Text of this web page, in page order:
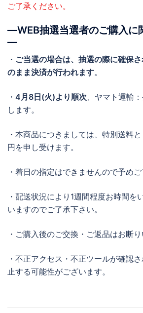
ご了承ください。
―WEB抽選当選者のご購入に
―
・ ご当選の場合は、抽選の際に確保
のまま決済が行われます。
・ 4月8日(火)より順次 、ヤマト運輸
します。
・本商品につきましては、特別送料
円を申し受けます。
・着日の指定はできませんので予めご
・配送状況により1週間程度お時間を
いますのでご了承下さい。
・ご購入後のご交換・ご返品はお断り
・不正アクセス・不正ツールが確認
止する可能性がございます。